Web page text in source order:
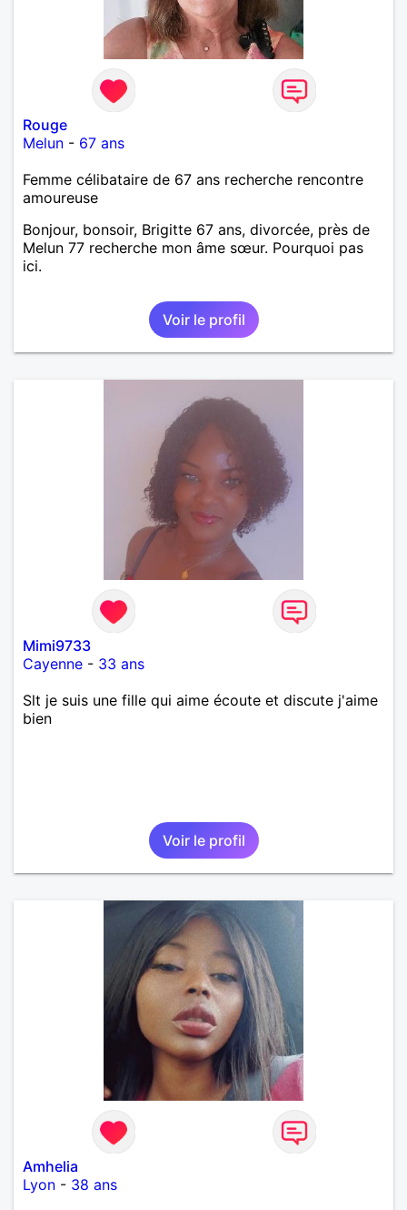
Rouge
Melun - 67 ans
Femme célibataire de 67 ans recherche rencontre
amoureuse
Bonjour, bonsoir, Brigitte 67 ans, divorcée, près de
Melun 77 recherche mon âme sœur. Pourquoi pas
ici.
Voir le profil
Mimi9733
Cayenne - 33 ans
Slt je suis une fille qui aime écoute et discute j'aime
bien
Voir le profil
Amhelia
Lyon - 38 ans